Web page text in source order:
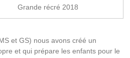
Grande récré 2018
et GS) nous avons créé un
et qui prépare les enfants pour le